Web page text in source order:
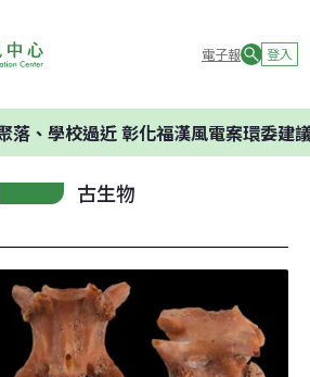
電子報 登入
過近 彰化福漢風電案環委建議不應開發
古生物